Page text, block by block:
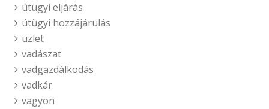
útügyi eljárás
útügyi hozzájárulás
üzlet
vadászat
vadgazdálkodás
vadkár
vagyon